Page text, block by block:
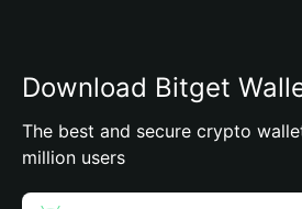
Download Bitget
The best and secure crypto
million users